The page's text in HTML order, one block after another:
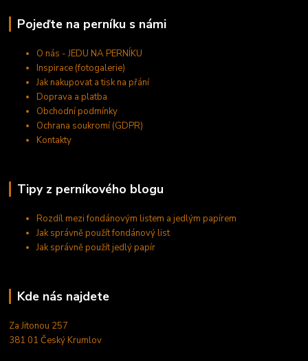
Pojeďte na perníku s námi
O nás - JEDU NA PERNÍKU
Inspirace (fotogalerie)
Jak nakupovat a tisk na přání
Doprava a platba
Obchodní podmínky
Ochrana soukromí (GDPR)
Kontakty
Tipy z perníkového blogu
Rozdíl mezi fondánovým listem a jedlým papírem
Jak správně použít fondánový list
Jak správně použít jedlý papír
Kde nás najdete
Za Jitonou 257
381 01 Český Krumlov